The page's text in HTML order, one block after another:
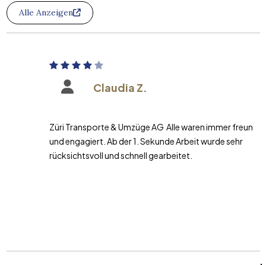
Alle Anzeigen
Claudia Z.
Züri Transporte & Umzüge AG Alle waren immer freundlich
und engagiert. Ab der 1. Sekunde Arbeit wurde sehr
rücksichtsvoll und schnell gearbeitet.